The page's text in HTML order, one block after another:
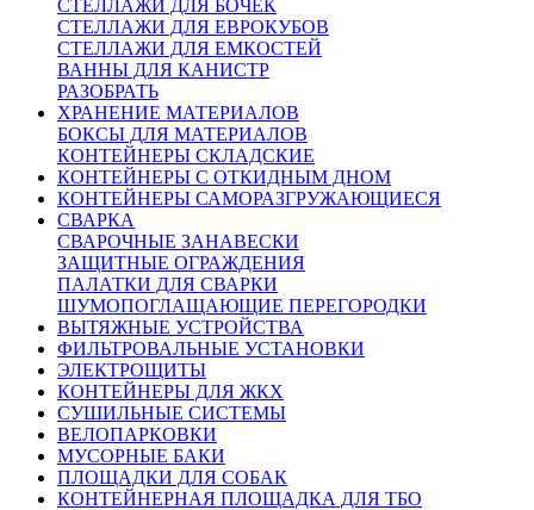
СТЕЛЛАЖИ ДЛЯ БОЧЕК
СТЕЛЛАЖИ ДЛЯ ЕВРОКУБОВ
СТЕЛЛАЖИ ДЛЯ ЕМКОСТЕЙ
ВАННЫ ДЛЯ КАНИСТР
РАЗОБРАТЬ
ХРАНЕНИЕ МАТЕРИАЛОВ
БОКСЫ ДЛЯ МАТЕРИАЛОВ
КОНТЕЙНЕРЫ СКЛАДСКИЕ
КОНТЕЙНЕРЫ С ОТКИДНЫМ ДНОМ
КОНТЕЙНЕРЫ САМОРАЗГРУЖАЮЩИЕСЯ
СВАРКА
СВАРОЧНЫЕ ЗАНАВЕСКИ
ЗАЩИТНЫЕ ОГРАЖДЕНИЯ
ПАЛАТКИ ДЛЯ СВАРКИ
ШУМОПОГЛАЩАЮЩИЕ ПЕРЕГОРОДКИ
ВЫТЯЖНЫЕ УСТРОЙСТВА
ФИЛЬТРОВАЛЬНЫЕ УСТАНОВКИ
ЭЛЕКТРОЩИТЫ
КОНТЕЙНЕРЫ ДЛЯ ЖКХ
СУШИЛЬНЫЕ СИСТЕМЫ
ВЕЛОПАРКОВКИ
МУСОРНЫЕ БАКИ
ПЛОЩАДКИ ДЛЯ СОБАК
КОНТЕЙНЕРНАЯ ПЛОЩАДКА ДЛЯ ТБО